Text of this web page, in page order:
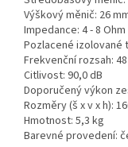
Výškový měnič: 26
Impedance: 4 - 8 Ohm
Pozlacené izolované
Frekvenční rozsah:
Citlivost: 90,0 dB
Doporučený výkon
Rozměry (š x v x h):
Hmotnost: 5,3 kg
Barevné provedení: